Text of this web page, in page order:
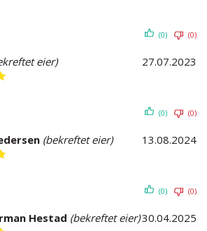
(0) (0)
eier) 27.07.2023
(0) (0)
(bekreftet eier) 13.08.2024
(0) (0)
Hestad (bekreftet eier)30.04.2025